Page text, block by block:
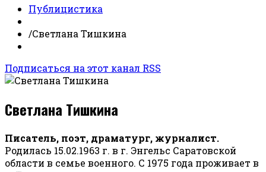
Публицистика
/Светлана Тишкина
Подписаться на этот канал RSS
Светлана Тишкина
Писатель, поэт, драматург, журналист.
Родилась 15.02.1963 г. в г. Энгельс Саратовской
области в семье военного. С 1975 года проживает в